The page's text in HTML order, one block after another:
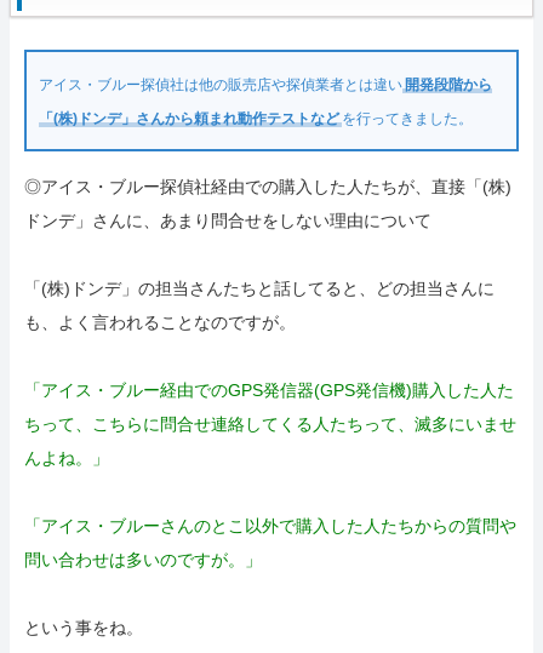
お問い合わせ・調査の流れ
管理人の部屋(Q&A ・SNS・暇つぶし)
特定商取引表記・プライバシーポリシー
ご連絡(電話,メール,ブログ,SNS)
カテゴリーメニュー
アイス・ブルー探偵社は他の販売店や探偵業者とは違い開発段階から
「(株)ドンデ」さんから頼まれ動作テストなど を行ってきました。
◎アイス・ブルー探偵社経由での購入した人たちが、直接「(株)
ドンデ」さんに、あまり問合せをしない理由について
「(株)ドンデ」の担当さんたちと話してると、どの担当さんに
も、よく言われることなのですが。
「アイス・ブルー経由でのGPS発信器(GPS発信機)購入した人た
ちって、こちらに問合せ連絡してくる人たちって、滅多にいませ
んよね。」
「アイス・ブルーさんのとこ以外で購入した人たちからの質問や
問い合わせは多いのですが。」
という事をね。